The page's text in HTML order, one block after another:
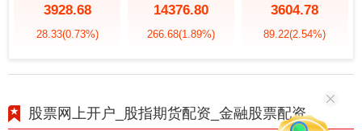
3928.68
28.33(0.73%)
14376.80
266.68(1.89%)
3604.78
89.22(2.54%)
股票网上开户_股指期货配资_金融股票配资